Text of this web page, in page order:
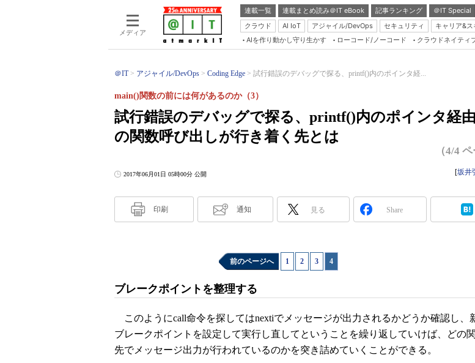
メディア
連載一覧 連載まとめ読み＠IT eBook 記事ランキング ＠IT Special
クラウド
AI IoT アジャイル/DevOps セキュリティ キャリア&ス
AIを作り動かし守り生かす ローコード/ノーコード クラウドネイティ
＠IT アジャイル/DevOps Coding Edge 試行錯誤のデバッグで探る、printf()内のポインタ経...
試行錯誤のデバッグで探る、printf()内のポインタ経
の関数呼び出しが行き着く先とは
main()関数の前には何があるのか（3）
（4/4 ペ
2017年06月01日 05時00分 公開 [坂井
印刷 通知 見る Share
前のページへ 1 2 3 4
ブレークポイントを整理する
このようにcall命令を探してはnextiでメッセージが出力されるかどうか確認し、
ブレークポイントを設定して実行し直してということを繰り返していけば、どの
先でメッセージ出力が行われているのかを突き詰めていくことができる。